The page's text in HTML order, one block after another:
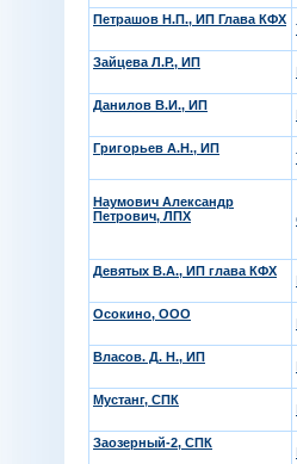
Петрашов Н.П., ИП Глава КФХ
Зайцева Л.Р., ИП
Данилов В.И., ИП
Григорьев А.Н., ИП
Наумович Александр
Петрович, ЛПХ
Девятых В.А., ИП глава КФХ
Осокино, ООО
Власов. Д. Н., ИП
Мустанг, СПК
Заозерный-2, СПК